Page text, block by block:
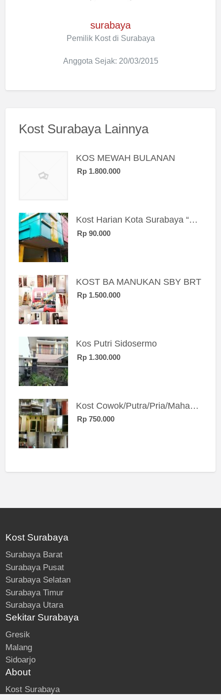
surabaya
Pemilik Kost di Surabaya
Anggota Sejak: 20/03/2015
Kost Surabaya Lainnya
KOS MEWAH BULANAN
Rp 1.800.000
Kost Harian Kota Surabaya “Sierra Kost”
Rp 90.000
KOST BA MANUKAN SBY BRT
Rp 1.500.000
Kos Putri Sidosermo
Rp 1.300.000
Kost Cowok/Putra/Pria/Mahasiswa/Karyawan SIngle eksklusif bangunan baru
Rp 750.000
Kost Surabaya
Surabaya Barat
Surabaya Pusat
Surabaya Selatan
Surabaya Timur
Surabaya Utara
Sekitar Surabaya
Gresik
Malang
Sidoarjo
About
Kost Surabaya